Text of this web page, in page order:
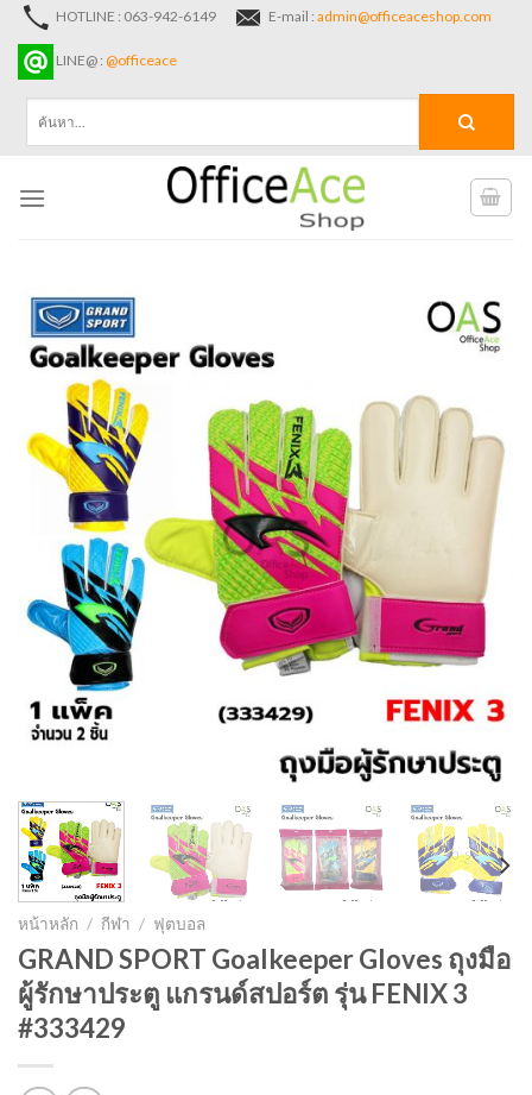
Skip
content
HOTLINE : 063-942-6149 E-mail : admin@officeaceshop.com
LINE@ : @officeace
หน้าหลัก / กีฬา / ฟุตบอล
GRAND SPORT Goalkeeper Gloves ถุงมือ
ผู้รักษาประตู แกรนด์สปอร์ต รุ่น FENIX 3
#333429